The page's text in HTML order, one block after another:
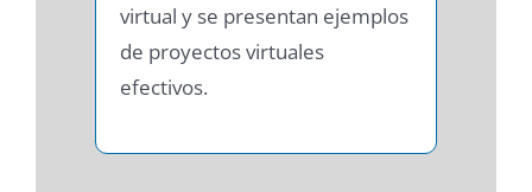
virtual y se presentan ejemplos
de proyectos virtuales
efectivos.